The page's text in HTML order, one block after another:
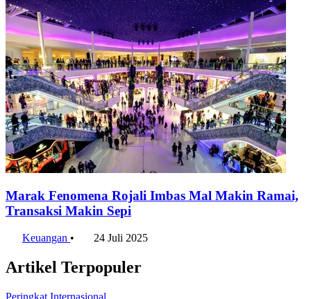
Marak Fenomena Rojali Imbas Mal Makin Ramai,
Transaksi Makin Sepi
Keuangan • 24 Juli 2025
Artikel Terpopuler
Peringkat Internasional